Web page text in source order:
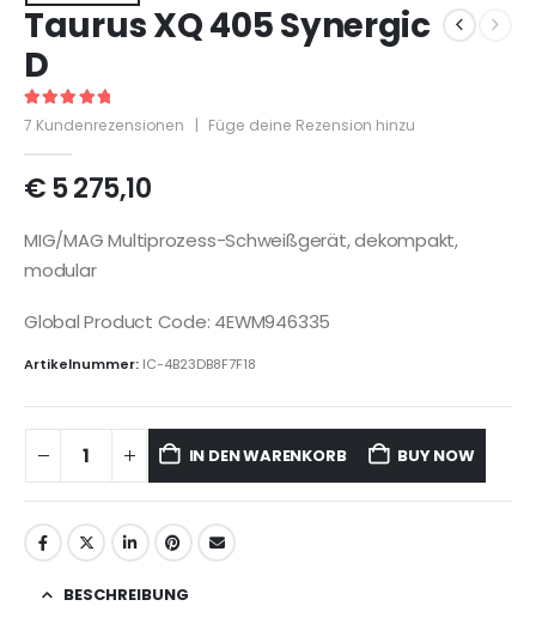
Taurus XQ 405 Synergic
D
5 out of 5
7 Kundenrezensionen | Füge deine Rezension hinzu
€5 275,10
MIG/MAG Multiprozess-Schweißgerät, dekompakt,
modular
Global Product Code: 4EWM946335
Artikelnummer: IC-4B23DB8F7F18
IN DEN WARENKORB BUY NOW
BESCHREIBUNG